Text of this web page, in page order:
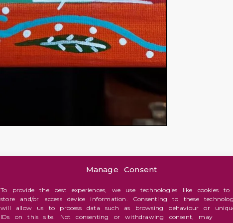
Manage Consent
To provide the best experiences, we use technologies like cookies to
store and/or access device information. Consenting to these
will allow us to process data such as browsing behaviour or
IDs on this site. Not consenting or withdrawing consent, may